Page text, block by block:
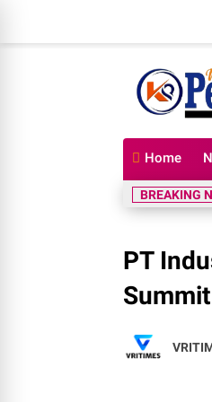
Home
BREAKING
PT